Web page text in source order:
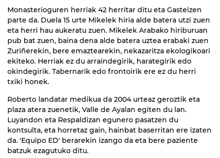
Monasterioguren herriak 42 herritar ditu eta Gasteizen
parte da. Duela 15 urte Mikelek hiria alde batera utzi zuen
eta herri hau aukeratu zuen. Mikelek Arabako hiriburuan
pub bat zuen, baina dena alde batera uztea erabaki zuen
Zuriñerekin, bere emaztearekin, nekazaritza ekologikoari
ekiteko. Herriak ez du arraindegirik, harategirik edo
okindegirik. Tabernarik edo frontoirik ere ez du herri
txiki honek.
Roberto landatar medikua da 2004 urteaz geroztik eta
plaza atera zuenetik, Valle de Ayalan egiten du lan.
Luyandon eta Respaldizan egunero pasatzen du
kontsulta, eta horretaz gain, hainbat baserritan ere izaten
da. 'Equipo ED' berarekin izango da eta bere paziente
batzuk ezagutuko ditu.